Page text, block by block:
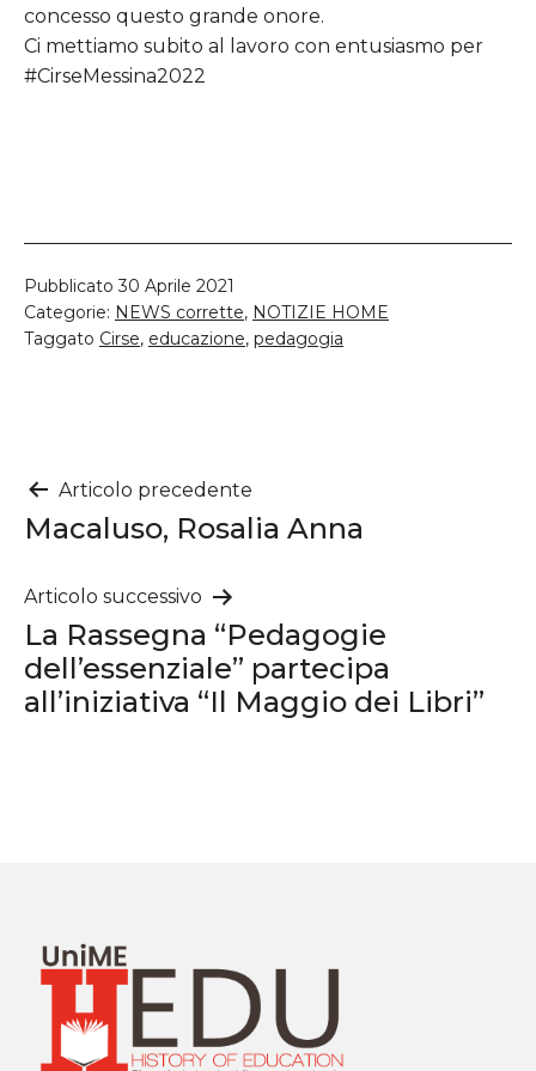
concesso questo grande onore.
Ci mettiamo subito al lavoro con entusiasmo per
#CirseMessina2022
Pubblicato30 Aprile 2021
Categorie: NEWS corrette, NOTIZIE HOME
Taggato Cirse, educazione, pedagogia
Navigazione
articoli
Articolo precedente
Macaluso, Rosalia Anna
Articolo successivo
La Rassegna “Pedagogie
dell’essenziale” partecipa
all’iniziativa “Il Maggio dei Libri”